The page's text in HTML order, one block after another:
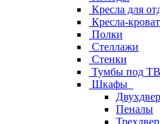
Кресла для
Кресла-
Полки
Стеллажи
Стенки
Тумбы под ТВ
Шкафы
Пеналы